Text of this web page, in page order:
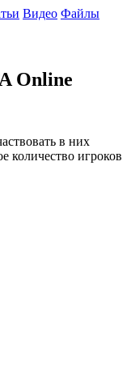
Видео Файлы
Online
в них
количество игроков